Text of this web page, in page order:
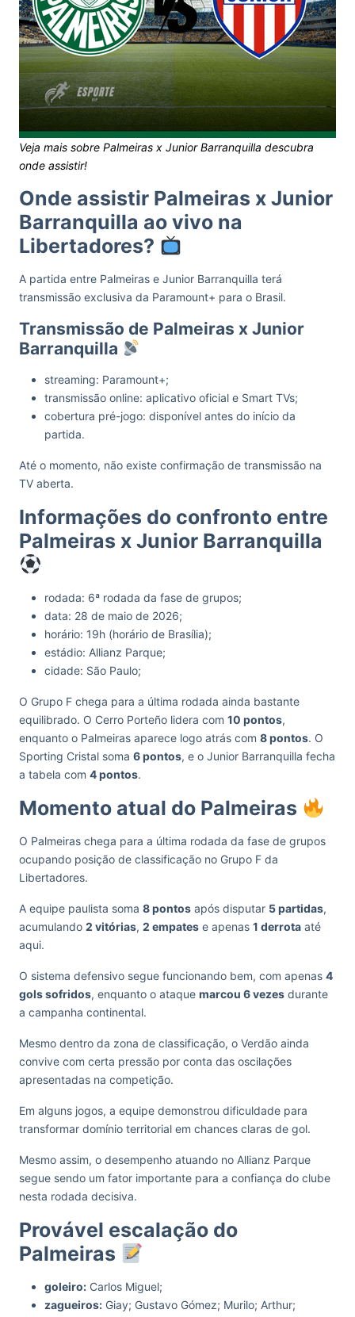
Veja mais sobre Palmeiras x Junior Barranquilla descubra
onde assistir!
Onde assistir Palmeiras x Junior
Barranquilla ao vivo na
Libertadores?
A partida entre Palmeiras e Junior Barranquilla terá
transmissão exclusiva da Paramount+ para o Brasil.
Transmissão de Palmeiras x Junior
Barranquilla
streaming: Paramount+;
transmissão online: aplicativo oficial e Smart TVs;
cobertura pré-jogo: disponível antes do início da
partida.
Até o momento, não existe confirmação de transmissão na
TV aberta.
Informações do confronto entre
Palmeiras x Junior Barranquilla
rodada: 6ª rodada da fase de grupos;
data: 28 de maio de 2026;
horário: 19h (horário de Brasília);
estádio: Allianz Parque;
cidade: São Paulo;
O Grupo F chega para a última rodada ainda bastante
equilibrado. O Cerro Porteño lidera com 10 pontos,
enquanto o Palmeiras aparece logo atrás com 8 pontos. O
Sporting Cristal soma 6 pontos, e o Junior Barranquilla fecha
a tabela com 4 pontos.
Momento atual do Palmeiras
O Palmeiras chega para a última rodada da fase de grupos
ocupando posição de classificação no Grupo F da
Libertadores.
A equipe paulista soma 8 pontos após disputar 5 partidas,
acumulando 2 vitórias, 2 empates e apenas 1 derrota até
aqui.
O sistema defensivo segue funcionando bem, com apenas 4
gols sofridos, enquanto o ataque marcou 6 vezes durante
a campanha continental.
Mesmo dentro da zona de classificação, o Verdão ainda
convive com certa pressão por conta das oscilações
apresentadas na competição.
Em alguns jogos, a equipe demonstrou dificuldade para
transformar domínio territorial em chances claras de gol.
Mesmo assim, o desempenho atuando no Allianz Parque
segue sendo um fator importante para a confiança do clube
nesta rodada decisiva.
Provável escalação do
Palmeiras
goleiro: Carlos Miguel;
zagueiros: Giay; Gustavo Gómez; Murilo; Arthur;